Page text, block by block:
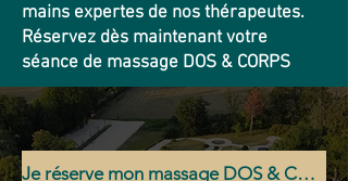
mains expertes de nos thérapeutes.
Réservez dès maintenant votre
séance de massage DOS & CORPS
Je réserve mon massage DOS & CORPS